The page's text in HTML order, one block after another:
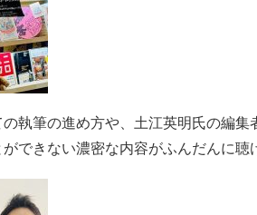
執筆の進め方や、土江英明氏の編
できない濃密な内容がふんだんに聴